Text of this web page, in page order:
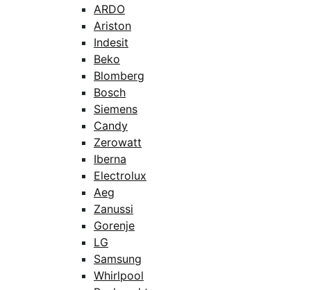
ARDO
Ariston
Indesit
Beko
Blomberg
Bosch
Siemens
Candy
Zerowatt
Iberna
Electrolux
Aeg
Zanussi
Gorenje
LG
Samsung
Whirlpool